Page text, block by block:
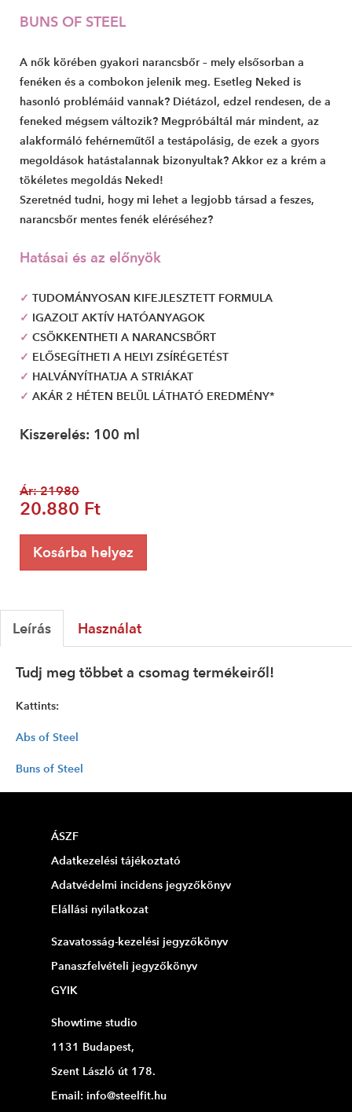
BUNS OF STEEL
A nők körében gyakori narancsbőr – mely elsősorban a
fenéken és a combokon jelenik meg. Esetleg Neked is
hasonló problémáid vannak? Diétázol, edzel rendesen, de a
feneked mégsem változik? Megpróbáltál már mindent, az
alakformáló fehérneműtől a testápolásig, de ezek a gyors
megoldások hatástalannak bizonyultak? Akkor ez a krém a
tökéletes megoldás Neked!
Szeretnéd tudni, hogy mi lehet a legjobb társad a feszes,
narancsbőr mentes fenék eléréséhez?
Hatásai és az előnyök
✓ TUDOMÁNYOSAN KIFEJLESZTETT FORMULA
✓ IGAZOLT AKTÍV HATÓANYAGOK
✓ CSÖKKENTHETI A NARANCSBŐRT
✓ ELŐSEGÍTHETI A HELYI ZSÍRÉGETÉST
✓ HALVÁNYÍTHATJA A STRIÁKAT
✓ AKÁR 2 HÉTEN BELÜL LÁTHATÓ EREDMÉNY*
Kiszerelés: 100 ml
Ár: 21980
20.880 Ft
Kosárba helyez
Leírás Használat
Tudj meg többet a csomag termékeiről!
Kattints:
Abs of Steel
Buns of Steel
ÁSZF
Adatkezelési tájékoztató
Adatvédelmi incidens jegyzőkönyv
Elállási nyilatkozat
Szavatosság-kezelési jegyzőkönyv
Panaszfelvételi jegyzőkönyv
GYIK
Showtime studio
1131 Budapest,
Szent László út 178.
Email: info@steelfit.hu